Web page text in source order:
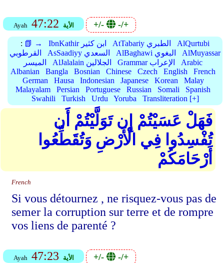
Ayah 47:22 الأية +/- -/+
: 📗 → IbnKathir ابن كثير AtTabariy الطبري
AlQurtubi
القرطوبي
AsSaadiyy السعدي AlBaghawi البغوي
AlMuyassar
الميسر
AlJalalain الجلالين Grammar الإعراب
Arabic
Albanian
Bangla Bosnian Chinese Czech English
French
German
Hausa Indonesian Japanese Korean
Malay
Malayalam
Persian Portuguese Russian Somali
Spanish
Swahili
Turkish Urdu Yoruba Transliteration [+]
فَهَلْ عَسَيْتُمْ إِن تَوَلَّيْتُمْ أَن
تُفْسِدُوا فِي الْأَرْضِ وَتُقَطِّعُوا
أَرْحَامَكُمْ
French
Si vous détournez , ne risquez-vous pas de
semer la corruption sur terre et de rompre
vos liens de parenté ?
Ayah 47:23 الأية +/- -/+